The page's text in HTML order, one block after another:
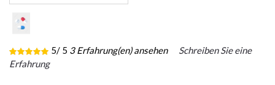
5/ 5 3Erfahrung(en) ansehen
Schreiben Sie eine
Erfahrung